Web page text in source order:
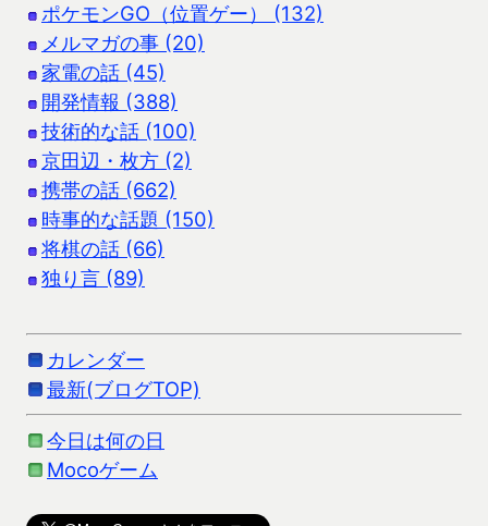
ポケモンGO（位置ゲー） (132)
メルマガの事 (20)
家電の話 (45)
開発情報 (388)
技術的な話 (100)
京田辺・枚方 (2)
携帯の話 (662)
時事的な話題 (150)
将棋の話 (66)
独り言 (89)
カレンダー
最新(ブログTOP)
今日は何の日
Mocoゲーム